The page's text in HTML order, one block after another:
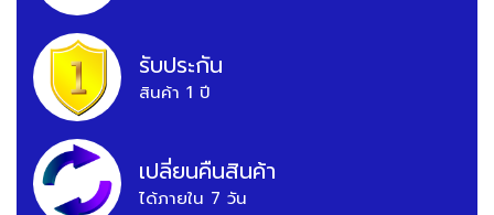
รับประกัน
สินค้า 1 ปี
เปลี่ยนคืนสินค้า
ได้ภายใน 7 วัน